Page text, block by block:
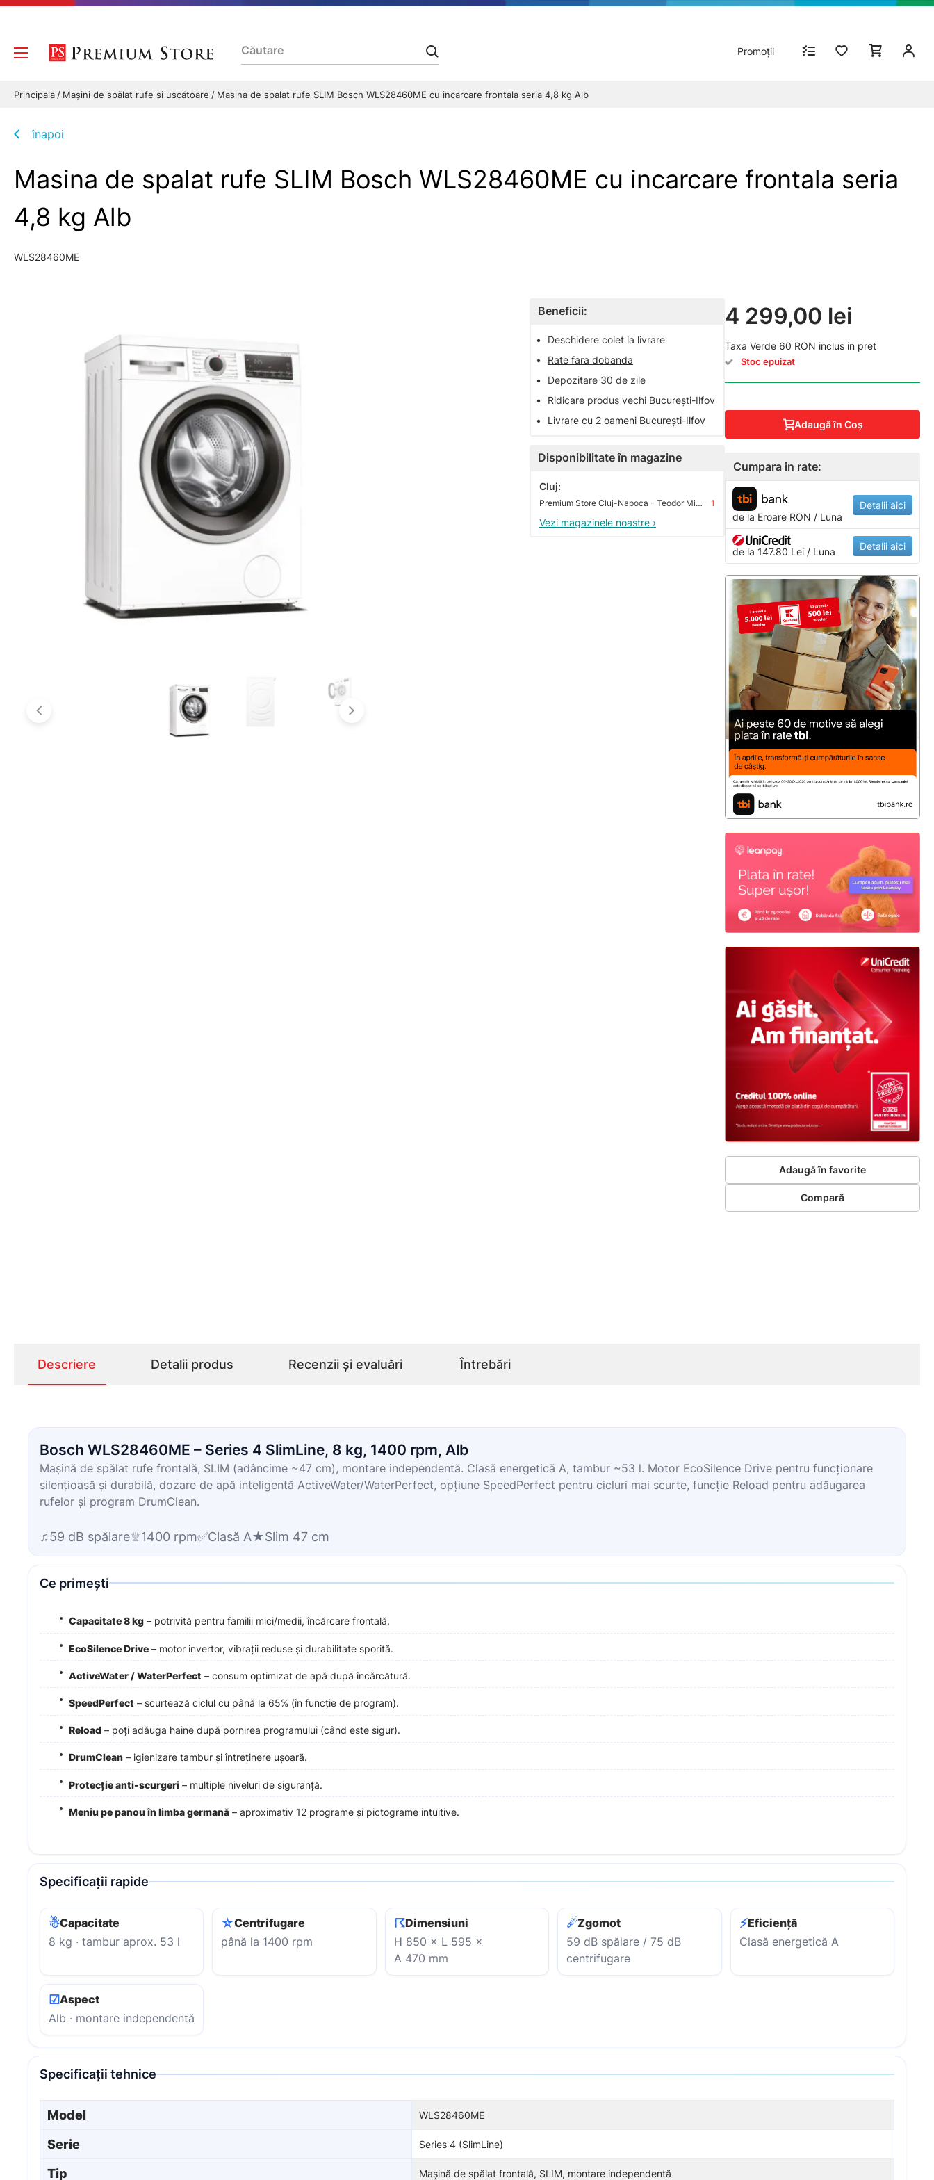
Promoții
Principala Mașini de spălat rufe si uscătoare Masina de spalat rufe SLIM Bosch WLS28460ME cu incarcare frontala seria 4,8 kg Alb
înapoi
Masina de spalat rufe SLIM Bosch WLS28460ME cu incarcare frontala seria
4,8 kg Alb
WLS28460ME
Beneficii:
•
Deschidere colet la livrare
•
Rate fara dobanda
•
Depozitare 30 de zile
•
Ridicare produs vechi București-Ilfov
•
Livrare cu 2 oameni București-Ilfov
Disponibilitate în magazine
Cluj:
Premium Store Cluj-Napoca - Teodor Mihali 1
Vezi magazinele noastre ›
4 299,00 lei
Taxa Verde 60 RON inclus in pret
Stoc epuizat
Adaugă în Coş
Cumpara in rate:
de la Eroare RON / Luna
Detalii aici
de la 147.80 Lei / Luna Detalii aici
Adaugă în favorite
Compară
Descriere Detalii produs Recenzii și evaluări Întrebări
Bosch WLS28460ME – Series 4 SlimLine, 8 kg, 1400 rpm, Alb
Mașină de spălat rufe frontală, SLIM (adâncime ~47 cm), montare independentă. Clasă energetică A, tambur ~53 l. Motor EcoSilence Drive pentru funcționare
silențioasă și durabilă, dozare de apă inteligentă ActiveWater/WaterPerfect, opțiune SpeedPerfect pentru cicluri mai scurte, funcție Reload pentru adăugarea
rufelor și program DrumClean.
♫59 dB spălare♕1400 rpm✅Clasă A★Slim 47 cm
Ce primești
Capacitate 8 kg – potrivită pentru familii mici/medii, încărcare frontală.
EcoSilence Drive – motor invertor, vibrații reduse și durabilitate sporită.
ActiveWater / WaterPerfect – consum optimizat de apă după încărcătură.
SpeedPerfect – scurtează ciclul cu până la 65% (în funcție de program).
Reload – poți adăuga haine după pornirea programului (când este sigur).
DrumClean – igienizare tambur și întreținere ușoară.
Protecție anti-scurgeri – multiple niveluri de siguranță.
Meniu pe panou în limba germană – aproximativ 12 programe și pictograme intuitive.
Specificații rapide
☃Capacitate
8 kg · tambur aprox. 53 l
☆Centrifugare
până la 1400 rpm
☈Dimensiuni
H 850 × L 595 ×
A 470 mm
☄Zgomot
59 dB spălare / 75 dB
centrifugare
⚡Eficiență
Clasă energetică A
☑Aspect
Alb · montare independentă
Specificații tehnice
Model WLS28460ME
Serie Series 4 (SlimLine)
Tip Mașină de spălat frontală, SLIM, montare independentă